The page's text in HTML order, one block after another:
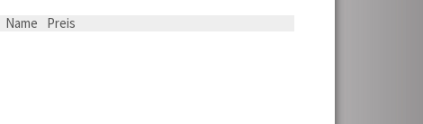
Name Preis